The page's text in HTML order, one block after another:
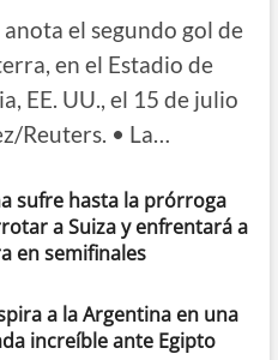
el segundo gol de
en el Estadio de
EE. UU., el 15 de julio
Reuters. • La…
sufre hasta la prórroga
a Suiza y enfrentará a
en semifinales
a la Argentina en una
increíble ante Egipto